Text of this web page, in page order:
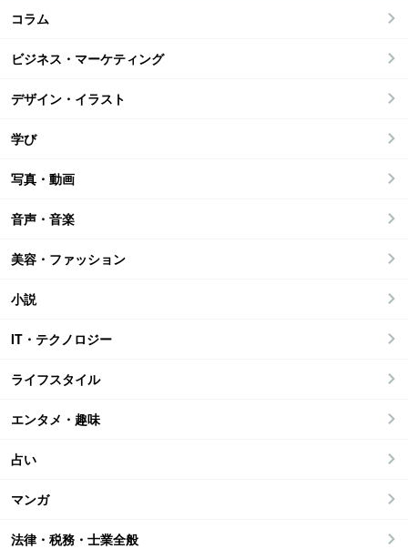
コラム
ビジネス・マーケティング
デザイン・イラスト
学び
写真・動画
音声・音楽
美容・ファッション
小説
IT・テクノロジー
ライフスタイル
エンタメ・趣味
占い
マンガ
法律・税務・士業全般